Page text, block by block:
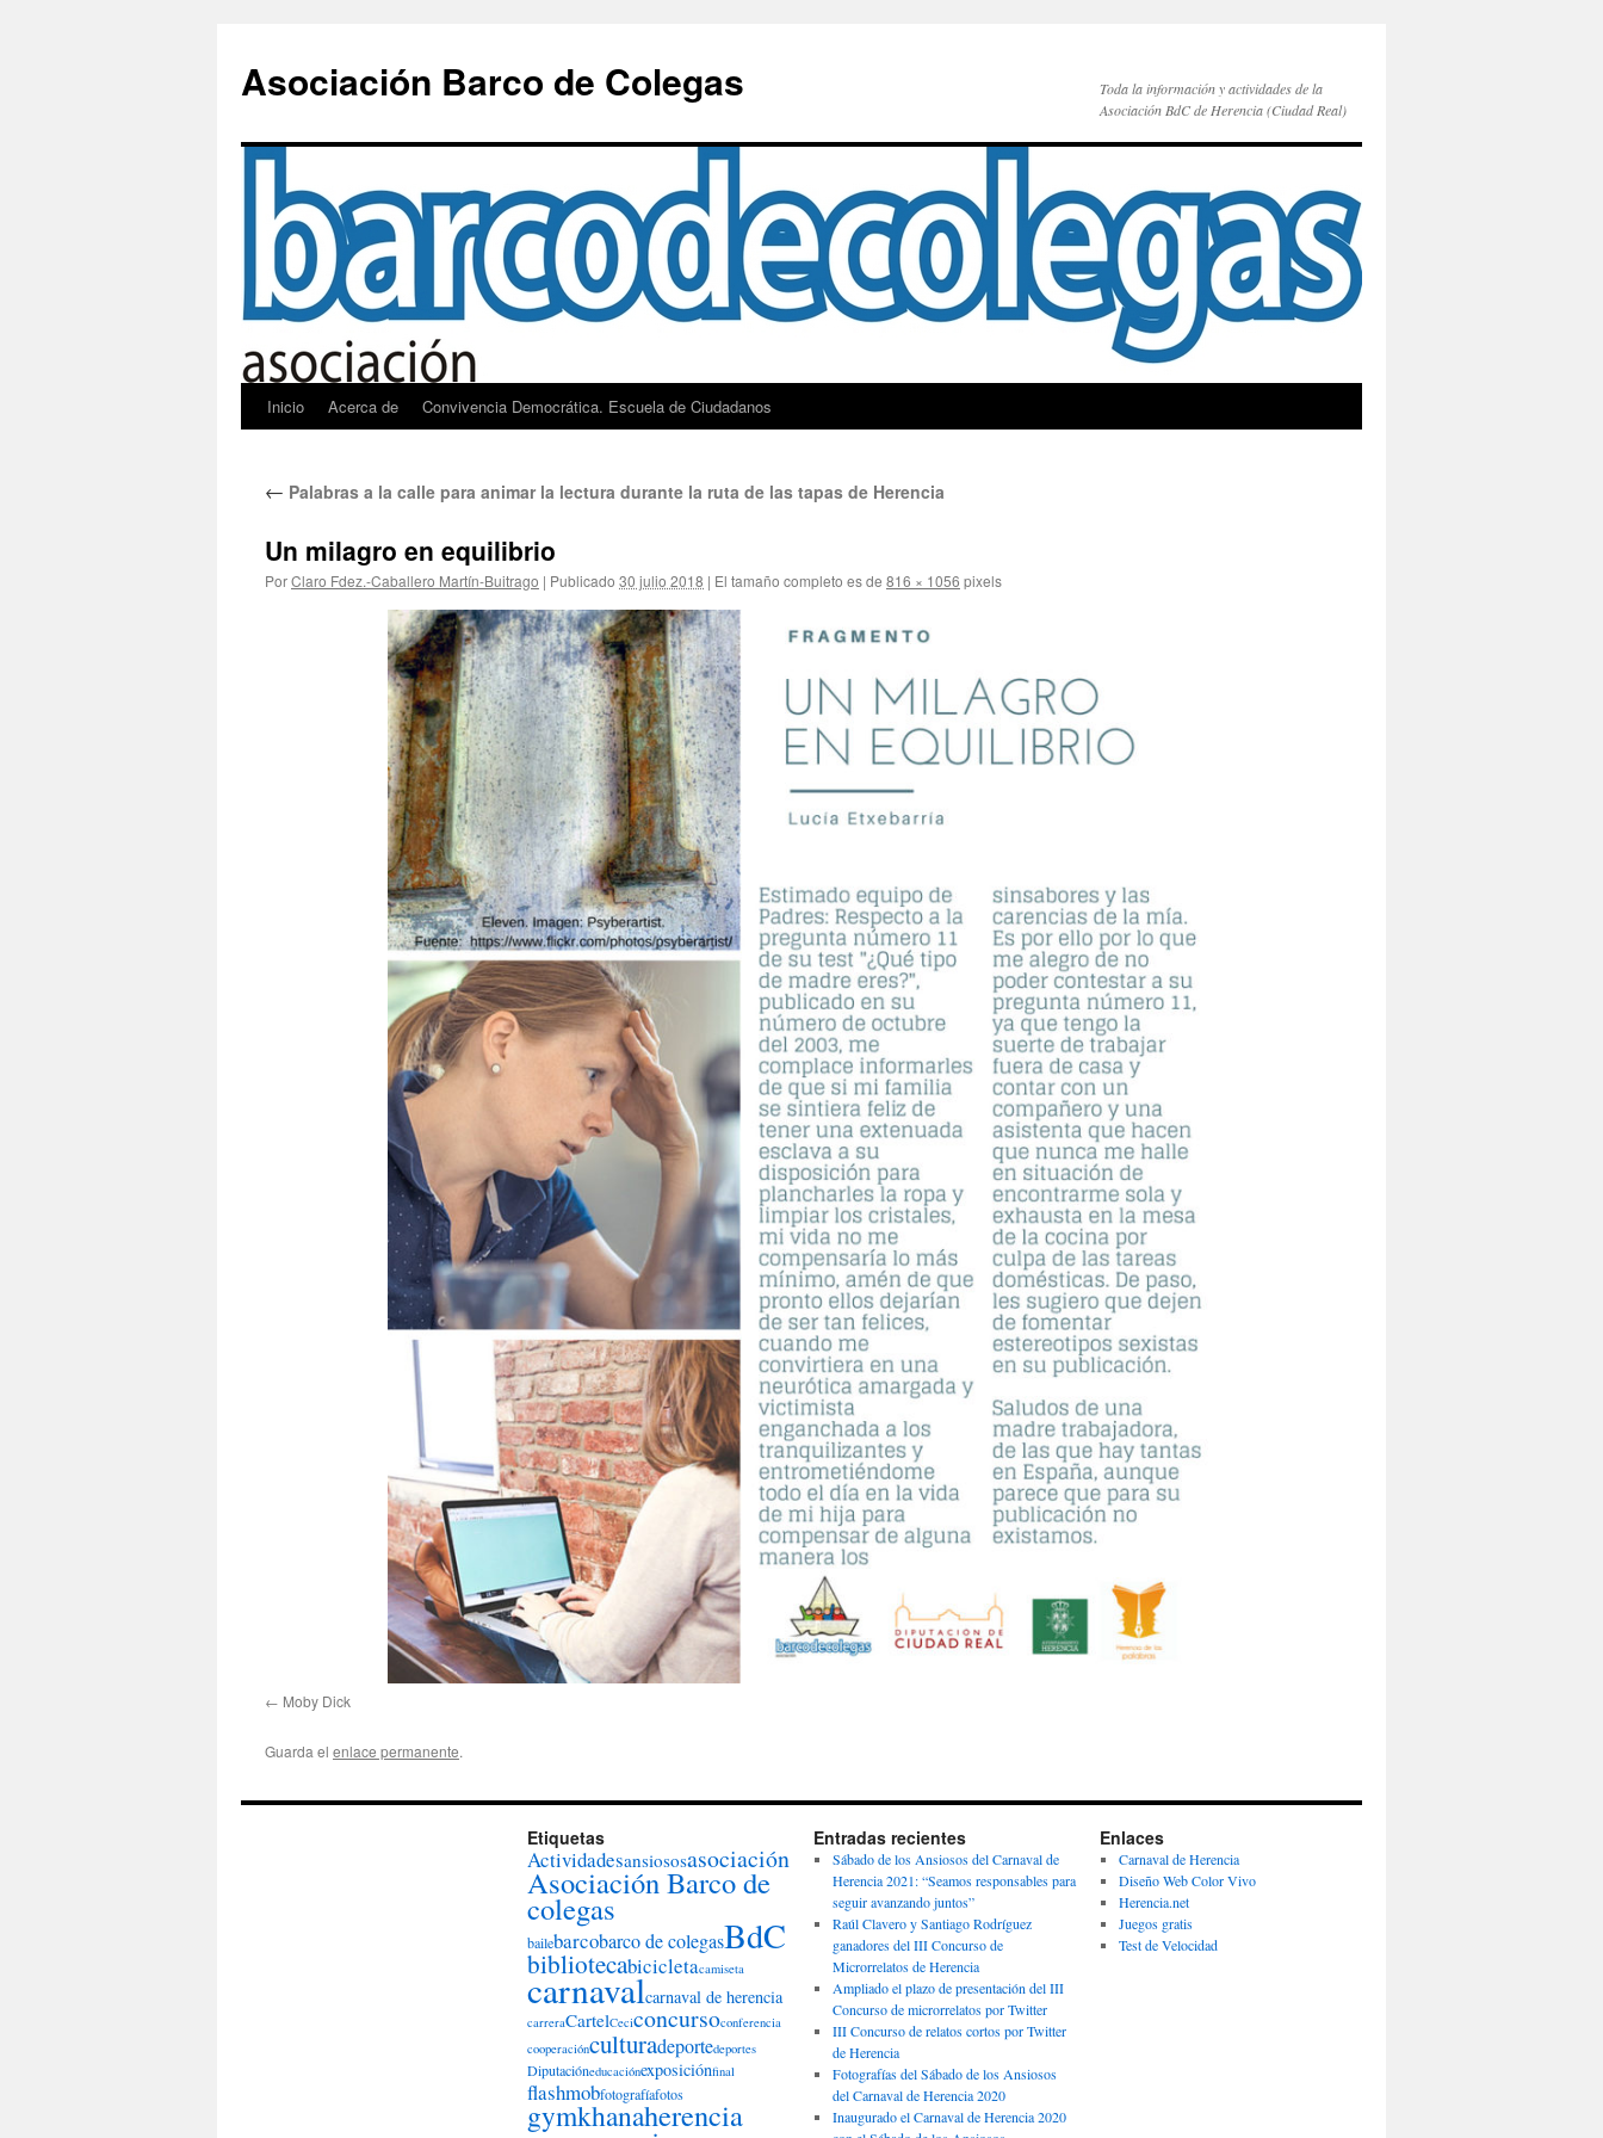
contenido
Asociación Barco de Colegas
Toda la información y actividades de la
Asociación BdC de Herencia (Ciudad Real)
Inicio Acerca de Convivencia Democrática. Escuela de Ciudadanos
← Palabras a la calle para animar la lectura durante la ruta de las tapas de Herencia
Un milagro en equilibrio
PorClaro Fdez.-Caballero Martín-Buitrago | Publicado 30 julio 2018 | El tamaño completo es de 816 × 1056 pixels
Moby Dick
Guarda el enlace permanente.
Etiquetas
Actividadesansiososasociación
Asociación Barco de
colegas
bailebarcobarco de colegasBdC
bibliotecabicicletacamiseta
carnavalcarnaval de herencia
carreraCartelCeciconcursoconferencia
cooperaciónculturadeportedeportes
Diputacióneducaciónexposiciónfinal
flashmobfotografíafotos
gymkhanaherencia
Entradas recientes
Sábado de los Ansiosos del Carnaval de
Herencia 2021: “Seamos responsables para
seguir avanzando juntos”
Raúl Clavero y Santiago Rodríguez
ganadores del III Concurso de
Microrrelatos de Herencia
Ampliado el plazo de presentación del III
Concurso de microrrelatos por Twitter
III Concurso de relatos cortos por Twitter
de Herencia
Fotografías del Sábado de los Ansiosos
del Carnaval de Herencia 2020
Inaugurado el Carnaval de Herencia 2020
Enlaces
Carnaval de Herencia
Diseño Web Color Vivo
Herencia.net
Juegos gratis
Test de Velocidad